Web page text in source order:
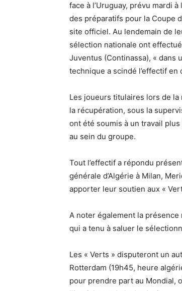
face à l’Uruguay, prévu mardi
des préparatifs pour la Coupe
site officiel. Au lendemain de
sélection nationale ont
Juventus (Continassa), « dans
technique a scindé l’effectif en
Les joueurs titulaires lors de
la récupération, sous la
ont été soumis à un travail
au sein du groupe.
Tout l’effectif a répondu
générale d’Algérie à Milan,
apporter leur soutien aux «
A noter également la
qui a tenu à saluer le
Les « Verts » disputeront un
Rotterdam (19h45, heure
pour prendre part au Mondial,